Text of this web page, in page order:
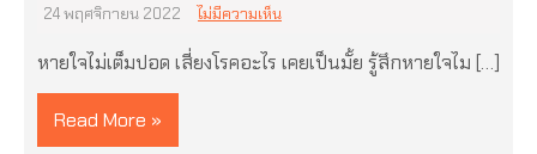
24 พฤศจิกายน 2022 ไม่มีความเห็น
หายใจไม่เต็มปอด เสี่ยงโรคอะไร เคยเป็นมั้ย รู้สึกหายใจไม […]
Read More »